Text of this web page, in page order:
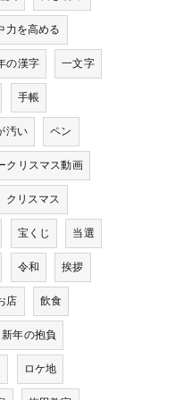
力を高める
の漢字 一文字
手帳
汚い ペン
クリスマス動画
クリスマス
宝くじ 当選
令和 挨拶
店 飲食
新年の抱負
ロケ地